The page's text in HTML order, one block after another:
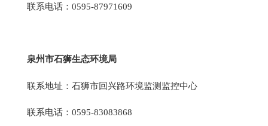
联系电话：0595-87971609
泉州市石狮生态环境局
联系地址：石狮市回兴路环境监测监控中心
联系电话：0595-83083868